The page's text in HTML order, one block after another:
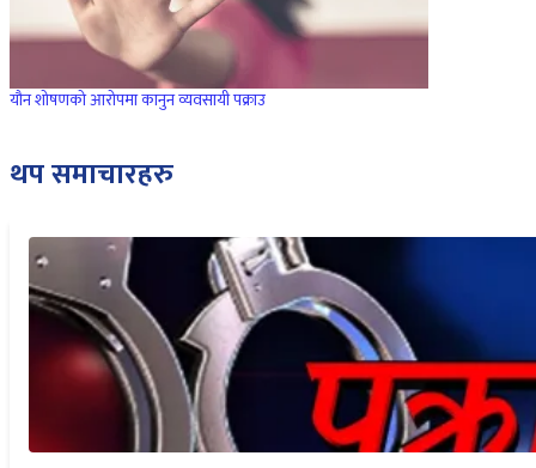
यौन शोषणको आरोपमा कानुन व्यवसायी पक्राउ
थप समाचारहरु